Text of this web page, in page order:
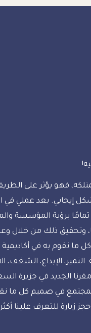
فهو يؤثر على
إيجابي. بعد عملي في
برؤية المؤسسة
وتحقيق ذلك من خلال
ما نقوم به في أكاديمية
الإبداع، الشغف،
الجديد في جزيرة
في صميم كل ما
زيارة للتعرف علينا